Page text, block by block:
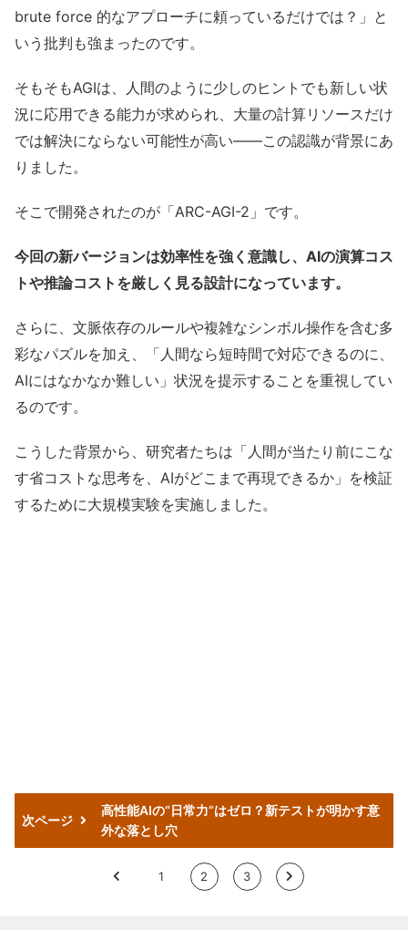
brute force 的なアプローチに頼っているだけでは？」と
いう批判も強まったのです。
そもそもAGIは、人間のように少しのヒントでも新しい状
況に応用できる能力が求められ、大量の計算リソースだけ
では解決にならない可能性が高い――この認識が背景にあ
りました。
そこで開発されたのが「ARC-AGI-2」です。
今回の新バージョンは効率性を強く意識し、AIの演算コス
トや推論コストを厳しく見る設計になっています。
さらに、文脈依存のルールや複雑なシンボル操作を含む多
彩なパズルを加え、「人間なら短時間で対応できるのに、
AIにはなかなか難しい」状況を提示することを重視してい
るのです。
こうした背景から、研究者たちは「人間が当たり前にこな
す省コストな思考を、AIがどこまで再現できるか」を検証
するために大規模実験を実施しました。
次ページ
高性能AIの“日常力”はゼロ？新テストが明かす意
外な落とし穴
< 1 2 3 >